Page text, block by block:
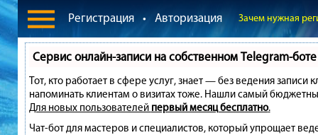
Регистрация • Авторизация Зачем нужная
Сервис онлайн-записи на собственном Telegram-боте
Тот, кто работает в сфере услуг, знает — без ведения
напоминать клиентам о визитах тоже. Нашли самый
Для новых пользователей первый месяц бесплатно.
Чат-бот для мастеров и специалистов, который упрощает